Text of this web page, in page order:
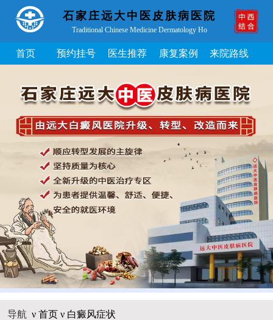
石家庄远大中医皮肤病医院
Traditional Chinese Medicine Dermatology Ho
首页 预约挂号 医生推荐 康复案例 来院路线
导航 ν 首页ν 白癜风症状